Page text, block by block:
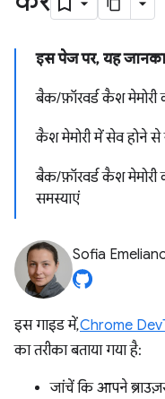
इस पेज पर, यह
बैक/फ़ॉरवर्ड कैश मेमोरी
कैश मेमोरी में सेव होने
बैक/फ़ॉरवर्ड कैश मेमोरी
समस्याएं
Sofia
इस गाइड में,Chrome
का तरीका बताया गया है:
जांचें कि आपने